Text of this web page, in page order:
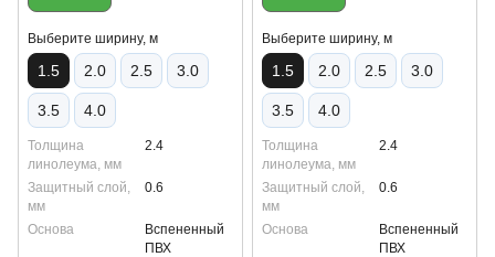
Выберите ширину, м
1.5 2.0 2.5 3.0
3.5 4.0
Толщина
линолеума, мм
2.4
Защитный слой,
мм
0.6
Основа
Вспененный
ПВХ
Выберите ширину, м
1.5 2.0 2.5 3.0
3.5 4.0
Толщина
линолеума, мм
2.4
Защитный слой,
мм
0.6
Основа
Вспененный
ПВХ